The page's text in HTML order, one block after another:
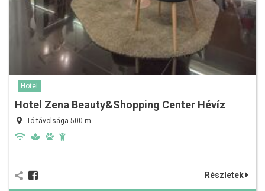
Hotel
Hotel Zena Beauty&Shopping Center Hévíz
Tó távolsága 500 m
Részletek